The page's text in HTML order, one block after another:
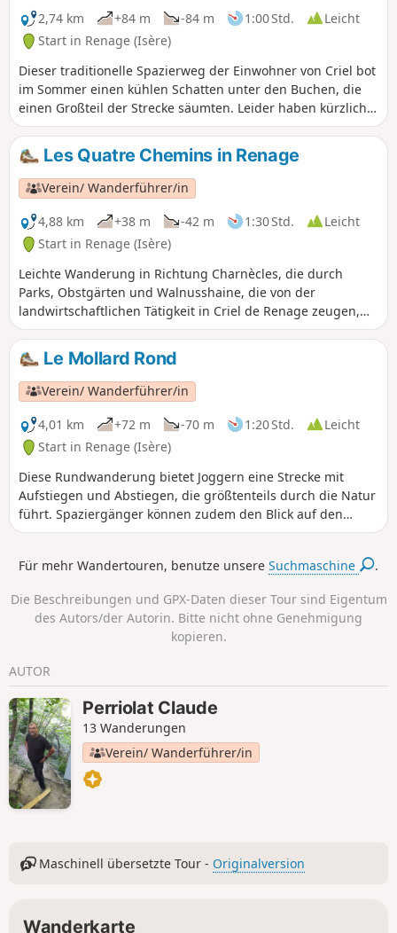
2,74 km
+84 m -84 m 1:00 Std.
Leicht
Start in Renage (Isère)
Dieser traditionelle Spazierweg der Einwohner von Criel bot
im Sommer einen kühlen Schatten unter den Buchen, die
einen Großteil der Strecke säumten. Leider haben kürzlich
ein Kahlschlag und der Einsatz moderner Forstmaschinen
den kleinen Waldweg beschädigt.
Les Quatre Chemins in Renage
Verein/ Wanderführer/in
4,88 km
+38 m -42 m 1:30 Std.
Leicht
Start in Renage (Isère)
Leichte Wanderung in Richtung Charnècles, die durch
Parks, Obstgärten und Walnusshaine, die von der
landwirtschaftlichen Tätigkeit in Criel de Renage zeugen,
bemerkenswerte Ausblicke auf den Vercors, die Belledonne
und die Chartreuse bietet.
Le Mollard Rond
Verein/ Wanderführer/in
4,01 km
+72 m -70 m 1:20 Std.
Leicht
Start in Renage (Isère)
Diese Rundwanderung bietet Joggern eine Strecke mit
Aufstiegen und Abstiegen, die größtenteils durch die Natur
führt. Spaziergänger können zudem den Blick auf den
Vercors und die Chartreuse genießen.
Für mehr Wandertouren, benutze unsereSuchmaschine .
Die Beschreibungen und GPX-Daten dieser Tour sind Eigentum
des Autors/der Autorin. Bitte nicht ohne Genehmigung
kopieren.
AUTOR
Perriolat Claude
13 Wanderungen
Verein/ Wanderführer/in
Maschinell übersetzte Tour - Originalversion
Wanderkarte